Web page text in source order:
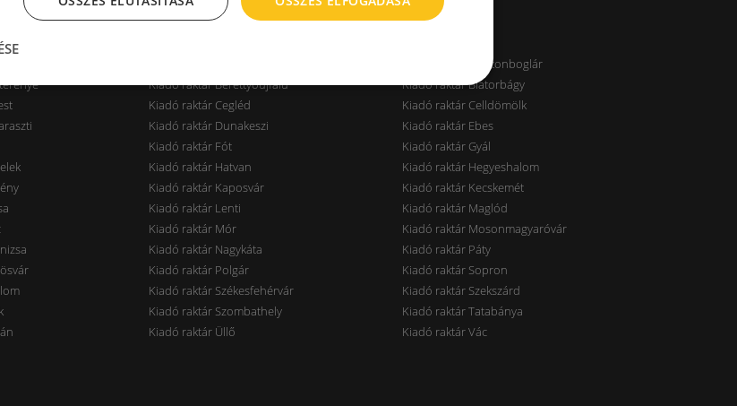
Kiadó raktár Balatonboglár
Kiadó raktár Berettyóújfalu
Kiadó raktár Biatorbágy
Kiadó raktár Cegléd
Kiadó raktár Celldömölk
Kiadó raktár Dunakeszi
Kiadó raktár Ebes
Kiadó raktár Fót
Kiadó raktár Gyál
Kiadó raktár Hatvan
Kiadó raktár Hegyeshalom
Kiadó raktár Kaposvár
Kiadó raktár Kecskemét
Kiadó raktár Lenti
Kiadó raktár Maglód
Kiadó raktár Mór
Kiadó raktár Mosonmagyaróvár
Kiadó raktár Nagykáta
Kiadó raktár Páty
Kiadó raktár Polgár
Kiadó raktár Sopron
Kiadó raktár Székesfehérvár
Kiadó raktár Szekszárd
Kiadó raktár Szombathely
Kiadó raktár Tatabánya
Kiadó raktár Üllő
Kiadó raktár Vác